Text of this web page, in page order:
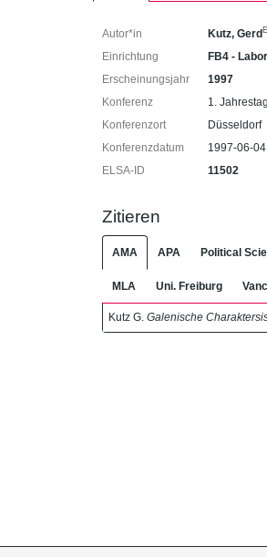
Autor*in Kutz, Gerd
Einrichtung
FB4 -
Erscheinungsjahr
1997
Konferenz
1.
Konferenzort
Düsseldorf
Konferenzdatum
1997-06-
ELSA-ID
11502
Zitieren
AMA APA Political
MLA Uni. Freiburg
Kutz G. Galenische